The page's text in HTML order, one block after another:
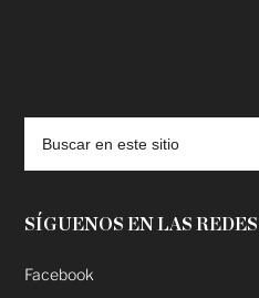
SÍGUENOS EN LAS
Facebook